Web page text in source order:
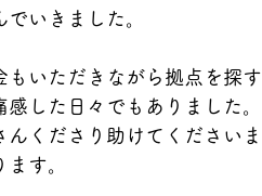
いきました。
いただきながら拠点を探す
した日々でもありました。
くださり助けてくださいま
す。